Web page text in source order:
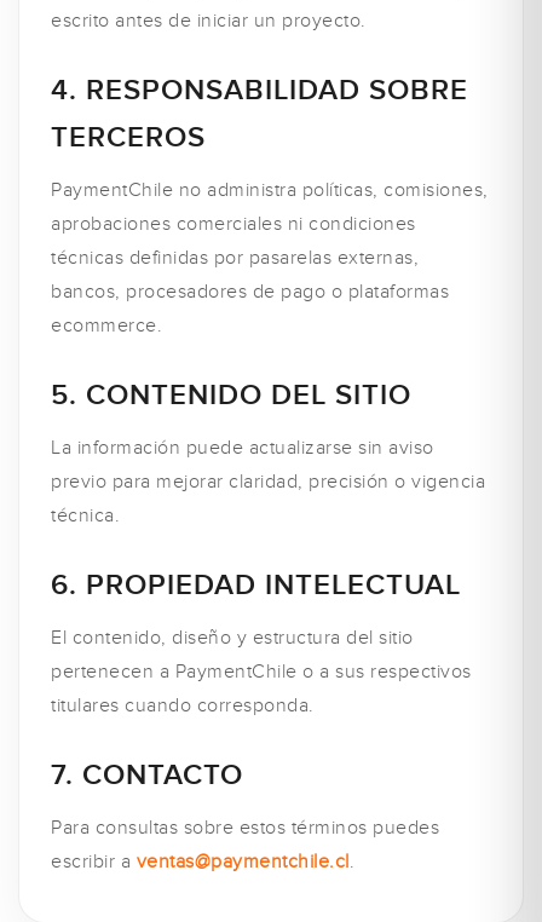
escrito antes de iniciar un proyecto.
4. RESPONSABILIDAD SOBRE
TERCEROS
PaymentChile no administra políticas, comisiones,
aprobaciones comerciales ni condiciones
técnicas definidas por pasarelas externas,
bancos, procesadores de pago o plataformas
ecommerce.
5. CONTENIDO DEL SITIO
La información puede actualizarse sin aviso
previo para mejorar claridad, precisión o vigencia
técnica.
6. PROPIEDAD INTELECTUAL
El contenido, diseño y estructura del sitio
pertenecen a PaymentChile o a sus respectivos
titulares cuando corresponda.
7. CONTACTO
Para consultas sobre estos términos puedes
escribir a ventas@paymentchile.cl.